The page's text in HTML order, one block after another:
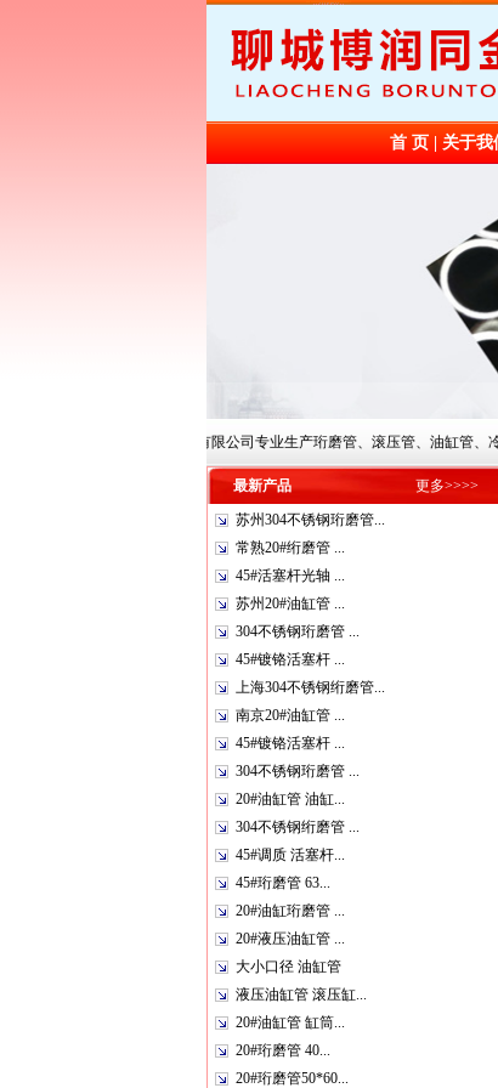
首 页 关于我
聊城博润同金属制品有限公司专业生产珩磨管、滚压管、油缸管、
最新产品
更多>>>>
苏州304不锈钢珩磨管...
常熟20#绗磨管 ...
45#活塞杆光轴 ...
苏州20#油缸管 ...
304不锈钢珩磨管 ...
45#镀铬活塞杆 ...
上海304不锈钢绗磨管...
南京20#油缸管 ...
45#镀铬活塞杆 ...
304不锈钢珩磨管 ...
20#油缸管 油缸...
304不锈钢绗磨管 ...
45#调质 活塞杆...
45#珩磨管 63...
20#油缸珩磨管 ...
20#液压油缸管 ...
大小口径 油缸管
液压油缸管 滚压缸...
20#油缸管 缸筒...
20#珩磨管 40...
20#珩磨管50*60...